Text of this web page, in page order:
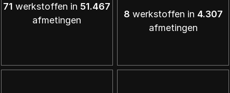
71 werkstoffen in 51.467
afmetingen
8 werkstoffen in 4.307
afmetingen